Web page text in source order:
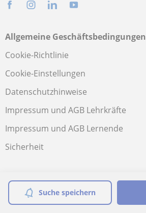
Suche speichern
Allgemeine Geschäftsbedingungen
Cookie-Richtlinie
Cookie-Einstellungen
Datenschutzhinweise
Impressum und AGB Lehrkräfte
Impressum und AGB Lernende
Sicherheit
Hilfebereich